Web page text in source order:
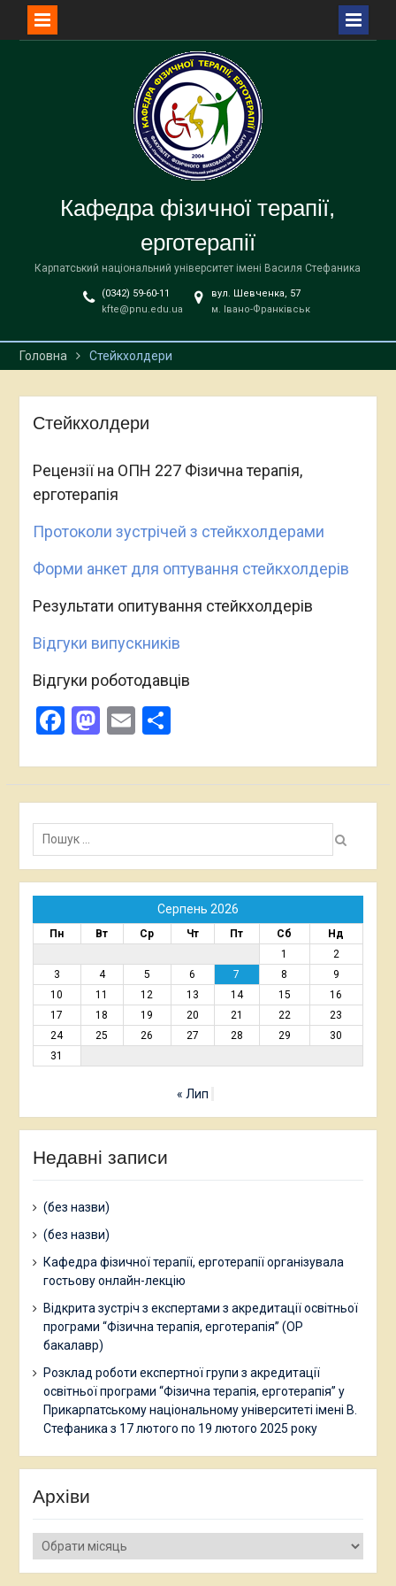
Кафедра фізичної терапії,
ерготерапії
Карпатський національний університет імені Василя Стефаника
(0342) 59-60-11
kfte@pnu.edu.ua
вул. Шевченка, 57
м. Івано-Франківськ
Головна Стейкхолдери
Стейкхолдери
Рецензії на ОПН 227 Фізична терапія,
ерготерапія
Протоколи зустрічей з стейкхолдерами
Форми анкет для оптування стейкхолдерів
Результати опитування стейкхолдерів
Відгуки випускників
Відгуки роботодавців
Facebook
Mastodon
EmailПоділитися
Пошук:
Серпень 2026
Пн Вт Ср Чт Пт Сб
Нд
1
2
3
4 5 6 7 8
9
10
11 12 13 14 15
16
17
18 19 20 21 22
23
24
25 26 27 28 29
30
31
« Лип
Недавні записи
(без назви)
(без назви)
Кафедра фізичної терапії, ерготерапії організувала
гостьову онлайн-лекцію
Відкрита зустріч з експертами з акредитації освітньої
програми “Фізична терапія, ерготерапія” (ОР
бакалавр)
Розклад роботи експертної групи з акредитації
освітньої програми “Фізична терапія, ерготерапія” у
Прикарпатському національному університеті імені В.
Стефаника з 17 лютого по 19 лютого 2025 року
Архіви
Архіви